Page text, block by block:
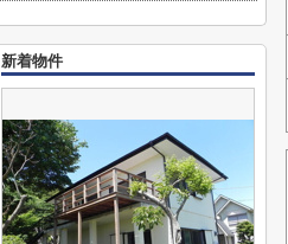
新着物件